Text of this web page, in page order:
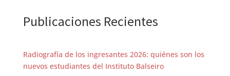
Publicaciones Recientes
Radiografía de los ingresantes 2026: quiénes son los
nuevos estudiantes del Instituto Balseiro